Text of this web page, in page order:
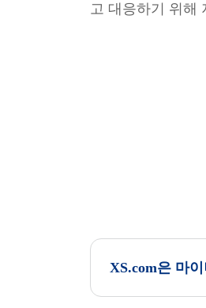
고 대응하기 위해
XS.com은 마